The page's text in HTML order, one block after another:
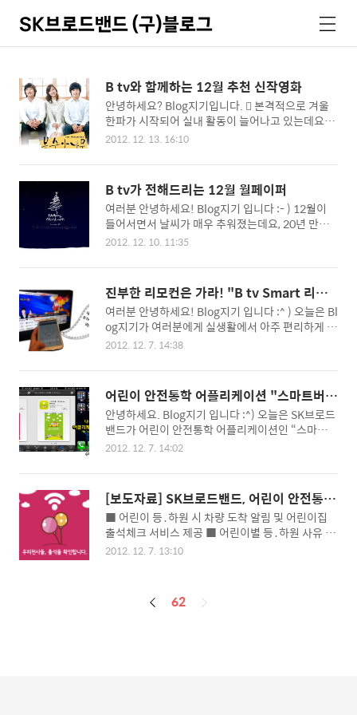
SK브로드밴드 (구)블로그
색
메
뉴
B tv와 함께하는 12월 추천 신작영화
안녕하세요? Blog지기입니다.  본격적으로 겨울
한파가 시작되어 실내 활동이 늘어나고 있는데요.
나른한 오후, 한가로운 주말, 어떻게 실내에서 재미
이렇게 추운 날씨엔 따뜻한 방안에서 맛있는 음식과
재미있는 영화 한 편!!!이 어떨까요? 그럼, 어떤 영
화가 좋을까? 고민하는 것은 이제 잠시 접어 두도록
하세요! 지금부터 Blog지기가 “B tv와 함께하는 12
월 추천 신작 영화”를 소개해 드릴게요! ㅣ 달달한
로맨스가 좋다면 "복숭아 나무" 기다리고 기다리던
자타공인 연기력을 인정받고 있는 조승우와 류덕환
의 연기, 특히 묘하게 닮은 두 배우의 외모가 영화에
대한 몰입도를 상승시키는데요^^ 흔하지 않은..
2012. 12. 13. 16:10
B tv가 전해드리는 12월 월페이퍼
여러분 안녕하세요! Blog지기 입니다 :- ) 12월이
들어서면서 날씨가 매우 추워졌는데요, 20년 만의
최고 한파라고 하는데요! 여러분 옷 따뜻하게 챙겨
상 여러분을 생각하고 있답니다(웃음) 오늘은 여러
분에게 12월 월페이퍼를 전달해드리려고 찾아왔습
니다. 눈오는 날의 밤 분위기가 나는 월페이퍼와 귀
여운 산타캐릭터가 있는 월페이퍼예요^^ 여러분의
취향에 맞게 쵸이스! 해주시면 될 것 같아요! Blog
지기는 벌써 밤 분위기의 월페이퍼를 적용했답니
한 겨울보내세요♥ [ 눈 오는 날의 밤 "크리스마스"
] [ "메리 크리스마스" B tv와 함께해요! ]
2012. 12. 10. 11:35
진부한 리모컨은 가라! "B tv Smart 리모
컨"
여러분 안녕하세요! Blog지기 입니다 :^ ) 오늘은 Bl
og지기가 여러분에게 실생활에서 아주 편리하게 사
용할 수 있는 굿! 정보를 알려드리기 위해서 재빠르
금하시죠?! 그럼 지금부터 Blog가 알려드릴 테니
절 따라오세요! 오늘 소개해드릴 내용은, 바로 B tv
에서 편리하게 사용할 수 있는 “B tv Smart리모
컨”입니다. 눈치채신 분들도 있겠지만, 말 그대로 S
mart하게 Smart폰으로 사용할 수 있는 리모컨입
니다^_^ 가끔 TV를 시청하다가… “오잉? 리모컨이
이 모두 한번쯤은 꼭 있으실 거예요! (Blog지기는
자주 그랬어요ㅜㅜ) 이런 불편함을 싸 ~ 악! 하고 해
결하기 위하여 나타난 영웅이 ..
2012. 12. 7. 14:38
어린이 안전통학 어플리케이션 "스마트버
스"를 파헤쳐보자!
안녕하세요. Blog지기 입니다 :^) 오늘은 SK브로드
밴드가 어린이 안전통학 어플리케이션인 “스마트버
스”를 출시했다는, 신속한 소식을 전달해드리기 위
차량이 오히려 어린이들에게 위험한 흉기가 되는 경
우가 빈번하게 일어나고 있는데요, 최근 통학 차량
사고로 약 400명의 어린이들이 다치는 일들이 발생
했다고 합니다! 영유아를 태운 어린이집 차량은 보
육교사가 승하차 리스트를 반드시 작성해야 합니다.
그 이유는 어린이들이 정해진 장소에서 잘 타고 내
당하는 사고도 일어나게 되고 차량에서 내려 사고를
당하는 일도 빈번하게 발생하고 있는데요, 그리하여
2012. 12. 7. 14:02
[보도자료] SK브로드밴드, 어린이 안전통학
시스템 '스마트버스' 출시
■ 어린이 등․하원 시 차량 도착 알림 및 어린이집
출석체크 서비스 제공 ■ 어린이별 등․하원 사유 관
리 및 긴급상황 시 차량 도착지연 알림 서비스 제공
사:박인식, www.skbroadband.com)는 스마트
버스씨앤씨(대표이사:김형철, www.smartbus.c
2012. 12. 7. 13:10
페
62